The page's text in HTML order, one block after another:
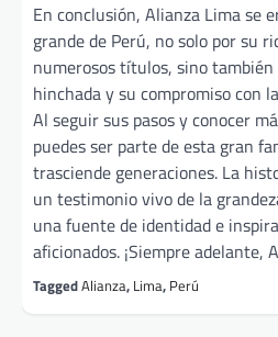
En conclusión, Alianza Lima se
grande de Perú, no solo por su
numerosos títulos, sino también
hinchada y su compromiso con
Al seguir sus pasos y conocer
puedes ser parte de esta gran
trasciende generaciones. La
un testimonio vivo de la
una fuente de identidad e
aficionados. ¡Siempre adelante,
TaggedAlianza, Lima, Perú